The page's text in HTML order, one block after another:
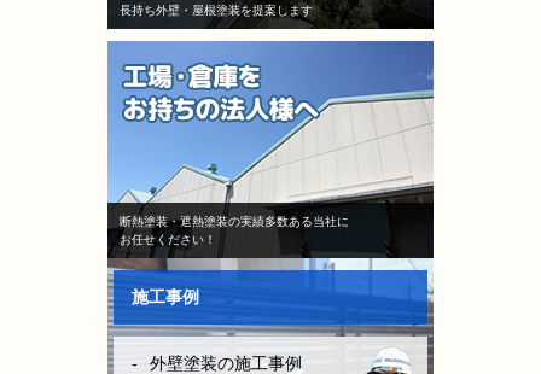
長持ち外壁・屋根塗装を提案します
断熱塗装・遮熱塗装の実績多数ある当社に
お任せください！
施工事例
外壁塗装の施工事例